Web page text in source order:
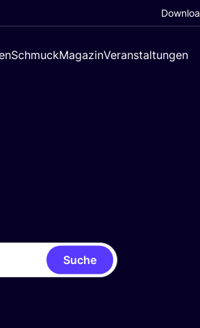
SchmuckMagazinVeranstaltungen
Suche